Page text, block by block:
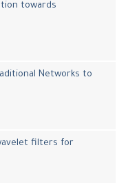
towards
Networks to
filters for